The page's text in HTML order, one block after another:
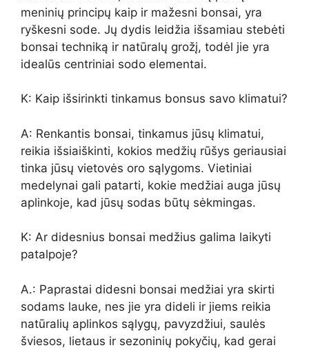
meninių principų kaip ir mažesni bonsai, yra
ryškesni sode. Jų dydis leidžia išsamiau stebėti
bonsai techniką ir natūralų grožį, todėl jie yra
idealūs centriniai sodo elementai.
K: Kaip išsirinkti tinkamus bonsus savo klimatui?
A: Renkantis bonsai, tinkamus jūsų klimatui,
reikia išsiaiškinti, kokios medžių rūšys geriausiai
tinka jūsų vietovės oro sąlygoms. Vietiniai
medelynai gali patarti, kokie medžiai auga jūsų
aplinkoje, kad jūsų sodas būtų sėkmingas.
K: Ar didesnius bonsai medžius galima laikyti
patalpoje?
A.: Paprastai didesni bonsai medžiai yra skirti
sodams lauke, nes jie yra dideli ir jiems reikia
natūralių aplinkos sąlygų, pavyzdžiui, saulės
šviesos, lietaus ir sezoninių pokyčių, kad gerai